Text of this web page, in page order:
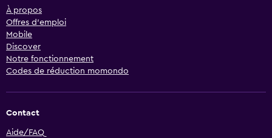
À propos
Offres d’emploi
Mobile
Discover
Notre fonctionnement
Codes de réduction momondo
Contact
Aide/FAQ